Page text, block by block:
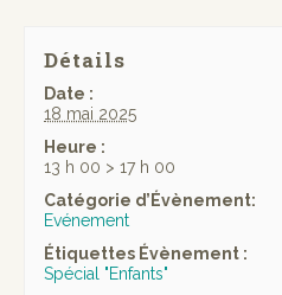
Détails
Date :
18 mai 2025
Heure :
13 h 00 > 17 h 00
Catégorie d’Évènement:
Evénement
Étiquettes Évènement :
Spécial "Enfants"